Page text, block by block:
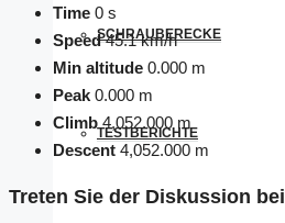
SCHRAUBERECKE
TESTBERICHTE
Time 0 s
Speed 45.1 km/h
Min altitude 0.000 m
Peak 0.000 m
Climb 4,052.000 m
Descent 4,052.000 m
Treten Sie der Diskussion bei